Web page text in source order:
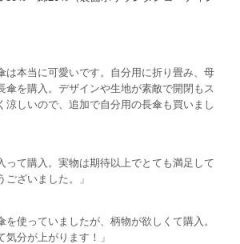
は本当に可愛いです。自分用に折り畳み、母
傘を購入。デザインや生地が素敵で開閉もス
涼しいので、追加で自分用の長傘も買いまし
って購入。実物は期待以上でとても満足して
ございました。」
を使っていましたが、柄物が欲しくて購入。
気分が上がります！」